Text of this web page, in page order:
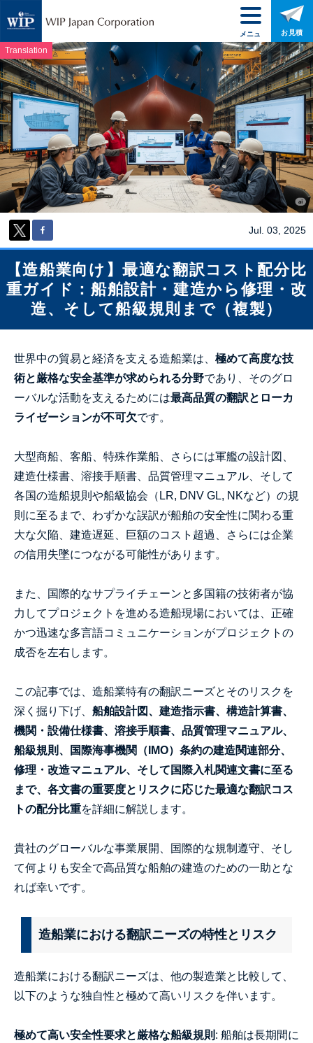
Translation
Jul. 03, 2025
【造船業向け】最適な翻訳コスト配分比
重ガイド：船舶設計・建造から修理・改
造、そして船級規則まで（複製）
世界中の貿易と経済を支える造船業は、 極めて高度な技
術と厳格な安全基準が求められる分野であり、そのグロ
ーバルな活動を支えるためには最高品質の翻訳とローカ
ライゼーションが不可欠です。
大型商船、客船、特殊作業船、さらには軍艦の設計図、
建造仕様書、溶接手順書、品質管理マニュアル、そして
各国の造船規則や船級協会（LR, DNV GL, NKなど）の規
則に至るまで、わずかな誤訳が船舶の安全性に関わる重
大な欠陥、建造遅延、巨額のコスト超過、さらには企業
の信用失墜につながる可能性があります。
また、国際的なサプライチェーンと多国籍の技術者が協
力してプロジェクトを進める造船現場においては、正確
かつ迅速な多言語コミュニケーションがプロジェクトの
成否を左右します。
この記事では、造船業特有の翻訳ニーズとそのリスクを
深く掘り下げ、 船舶設計図、建造指示書、構造計算書、
機関・設備仕様書、溶接手順書、品質管理マニュアル、
船級規則、国際海事機関（IMO）条約の建造関連部分、
修理・改造マニュアル、そして国際入札関連文書に至る
まで、各文書の重要度とリスクに応じた最適な翻訳コス
トの配分比重を詳細に解説します。
貴社のグローバルな事業展開、国際的な規制遵守、そし
て何よりも安全で高品質な船舶の建造のための一助とな
れば幸いです。
造船業における翻訳ニーズの特性とリスク
造船業における翻訳ニーズは、他の製造業と比較して、
以下のような独自性と極めて高いリスクを伴います。
極めて高い安全性要求と厳格な船級規則 : 船舶は長期間に
メニュ
ー
お見積